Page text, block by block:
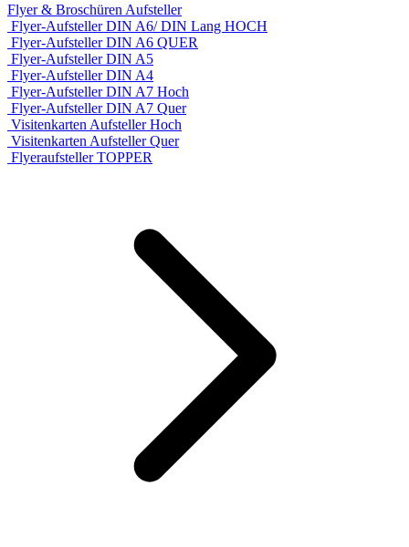
Flyer & Broschüren Aufsteller
Flyer-Aufsteller DIN A6/ DIN Lang HOCH
Flyer-Aufsteller DIN A6 QUER
Flyer-Aufsteller DIN A5
Flyer-Aufsteller DIN A4
Flyer-Aufsteller DIN A7 Hoch
Flyer-Aufsteller DIN A7 Quer
Visitenkarten Aufsteller Hoch
Visitenkarten Aufsteller Quer
Flyeraufsteller TOPPER